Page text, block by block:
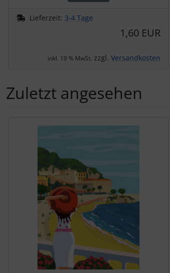
Lieferzeit: 3-4 Tage
1,60 EUR
inkl. 19 % MwSt. zzgl. Versandkosten
Zuletzt angesehen